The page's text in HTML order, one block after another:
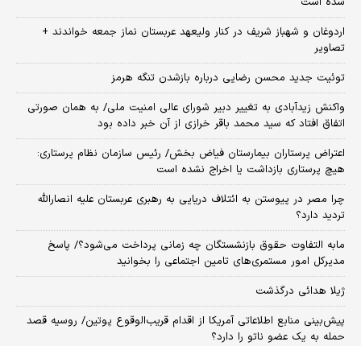
اردوغان و شهباز شریف در کنار ولیعهد عربستان نماز جمعه خواندند +
تصاویر
توئیت جدید محسن رضایی درباره بازشدن تنگه هرمز
واکنش زیدآبادی به تغییر دبیر شورای عالی امنیت ملی/ به همان صورتی
اتفاق افتاد که سید محمد باقر خرازی از آن خبر داده بود
اعتراض پرستاران بیمارستان فیاض بخش/ رئیس سازمان نظام پرستاری:
هیچ پرستاری بازداشت یا اخراج نشده است
چرا مصر در پیوستن به ائتلاف دریایی به رهبری عربستان علیه انصارالله
تردید دارد؟
مابه التفاوت حقوق بازنشستگان چه زمانی پرداخت می‌شود؟/ پاسخ
مدیرکل امور مستمری‌های تامین اجتماعی را بخوانید
ژیلا هدائی درگذشت
پیش‌بینی منابع اطلاعاتی آمریکا از اقدام قریب‌الوقوع پوتین/ روسیه قصد
حمله به یک عضو ناتو را دارد؟